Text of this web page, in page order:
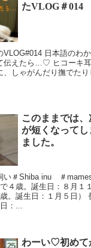
たVLOG＃014
日本語のわ
伝えたら…♡ ヒコーキ
、しゃがんだり撫でた
このままでは
が短くなって
ました。
い＃Shiba inu ＃
４歳。誕生日：８月１
。誕生日：１月５日）
：...
わーい♡初めて